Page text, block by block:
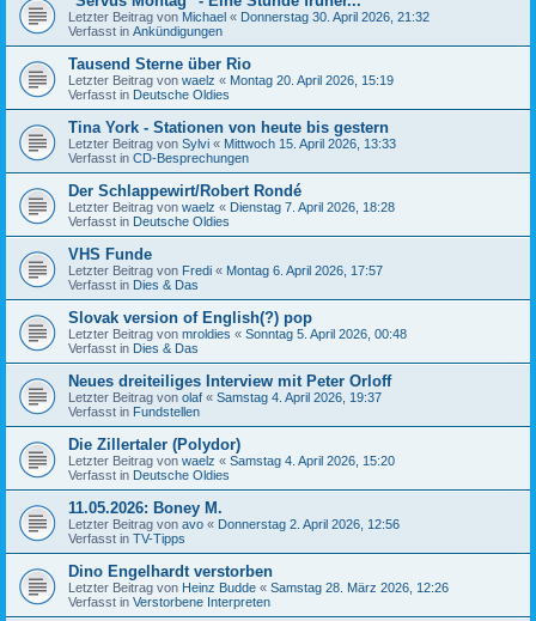
Letzter Beitrag von Michael « Donnerstag 30. April 2026, 21:32
Verfasst in Ankündigungen
Tausend Sterne über Rio
Letzter Beitrag von waelz « Montag 20. April 2026, 15:19
Verfasst in Deutsche Oldies
Tina York - Stationen von heute bis gestern
Letzter Beitrag von Sylvi « Mittwoch 15. April 2026, 13:33
Verfasst in CD-Besprechungen
Der Schlappewirt/Robert Rondé
Letzter Beitrag von waelz « Dienstag 7. April 2026, 18:28
Verfasst in Deutsche Oldies
VHS Funde
Letzter Beitrag von Fredi « Montag 6. April 2026, 17:57
Verfasst in Dies & Das
Slovak version of English(?) pop
Letzter Beitrag von mroldies « Sonntag 5. April 2026, 00:48
Verfasst in Dies & Das
Neues dreiteiliges Interview mit Peter Orloff
Letzter Beitrag von olaf « Samstag 4. April 2026, 19:37
Verfasst in Fundstellen
Die Zillertaler (Polydor)
Letzter Beitrag von waelz « Samstag 4. April 2026, 15:20
Verfasst in Deutsche Oldies
11.05.2026: Boney M.
Letzter Beitrag von avo « Donnerstag 2. April 2026, 12:56
Verfasst in TV-Tipps
Dino Engelhardt verstorben
Letzter Beitrag von Heinz Budde « Samstag 28. März 2026, 12:26
Verfasst in Verstorbene Interpreten